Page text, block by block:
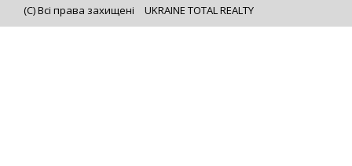
(C) Всі права захищені UKRAINE TOTAL REALTY